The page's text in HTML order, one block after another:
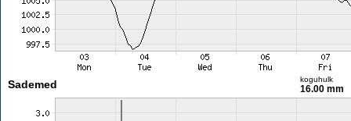
Sademed koguhulk
16.00 mm